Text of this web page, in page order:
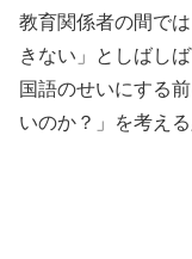
教育関係者の間で
きない」としばし
国語のせいにする
いのか？」を考え